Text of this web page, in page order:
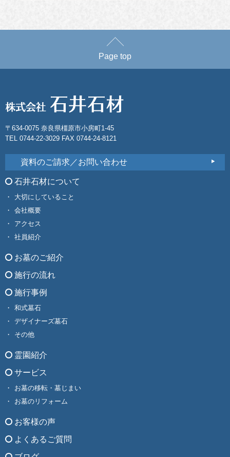
Page top
〒634-0075 奈良県橿原市小房町1-45
TEL 0744-22-3029 FAX 0744-24-8121
資料のご請求／お問い合わせ
石井石材について
大切にしていること
会社概要
アクセス
社員紹介
お墓のご紹介
施行の流れ
施行事例
和式墓石
デザイナーズ墓石
その他
霊園紹介
サービス
お墓の移転・墓じまい
お墓のリフォーム
お客様の声
よくあるご質問